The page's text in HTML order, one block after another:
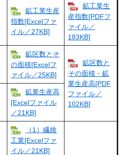
鉱工業生産
指数[Excelファ
イル／27KB]
鉱工業生
産指数[PDFフ
ァイル／
183KB]
鉱区数とそ
の面積[Excelフ
ァイル／25KB]
鉱区数と
その面積・鉱
業生産高[PDF
ファイル／
102KB]
鉱業生産高
[Excelファイル
／21KB]
（1）繊維
工業[Excelファ
イル／21KB]